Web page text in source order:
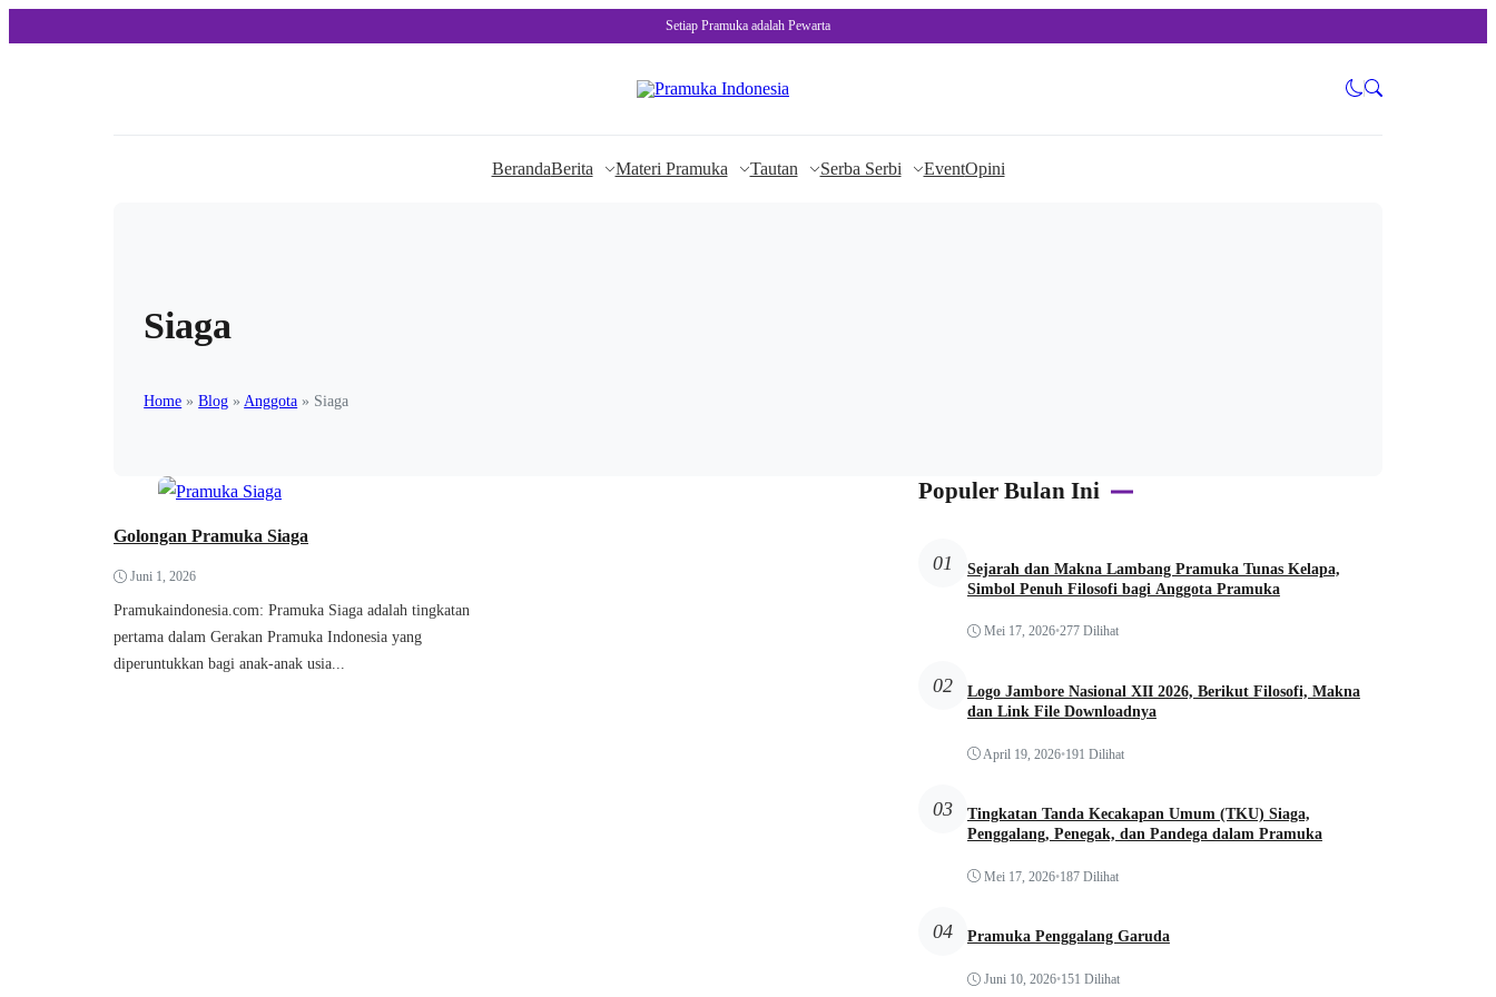
Setiap Pramuka adalah Pewarta
BerandaBerita Materi Pramuka Tautan Serba Serbi EventOpini
Siaga
Home »Blog »Anggota » Siaga
Golongan Pramuka Siaga
Juni 1, 2026
Pramukaindonesia.com: Pramuka Siaga adalah tingkatan
pertama dalam Gerakan Pramuka Indonesia yang
diperuntukkan bagi anak-anak usia...
Populer Bulan Ini
01
Sejarah dan Makna Lambang Pramuka Tunas Kelapa,
Simbol Penuh Filosofi bagi Anggota Pramuka
Mei 17, 2026•277 Dilihat
02
Logo Jambore Nasional XII 2026, Berikut Filosofi, Makna
dan Link File Downloadnya
April 19, 2026•191 Dilihat
03
Tingkatan Tanda Kecakapan Umum (TKU) Siaga,
Penggalang, Penegak, dan Pandega dalam Pramuka
Mei 17, 2026•187 Dilihat
04 Pramuka Penggalang Garuda
Juni 10, 2026•151 Dilihat